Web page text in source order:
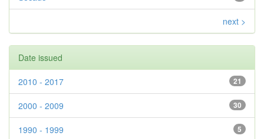
next >
Date issued
21
2010 - 2017
30
2000 - 2009
5
1990 - 1999